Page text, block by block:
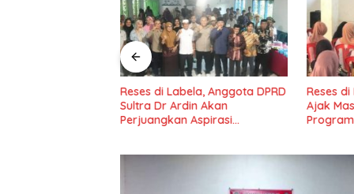
Reses di Labela, Anggota DPRD
Sultra Dr Ardin Akan
Perjuangkan Aspirasi
Reses
Ajak